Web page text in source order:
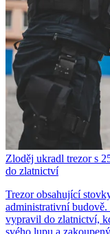
Zloděj ukradl trezor s
do zlatnictví
Trezor obsahující
administrativní budově.
vypravil do zlatnictví,